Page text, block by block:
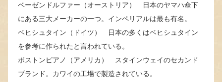
ベーゼンドルファー（オーストリア） 日本のヤマハ傘下
にある三大メーカーの一つ。インペリアルは最も有名。
ベヒシュタイン（ドイツ） 日本の多くはベヒシュタイン
を参考に作られたと言われている。
ボストンピアノ（アメリカ） スタインウェイのセカンド
ブランド。カワイの工場で製造されている。